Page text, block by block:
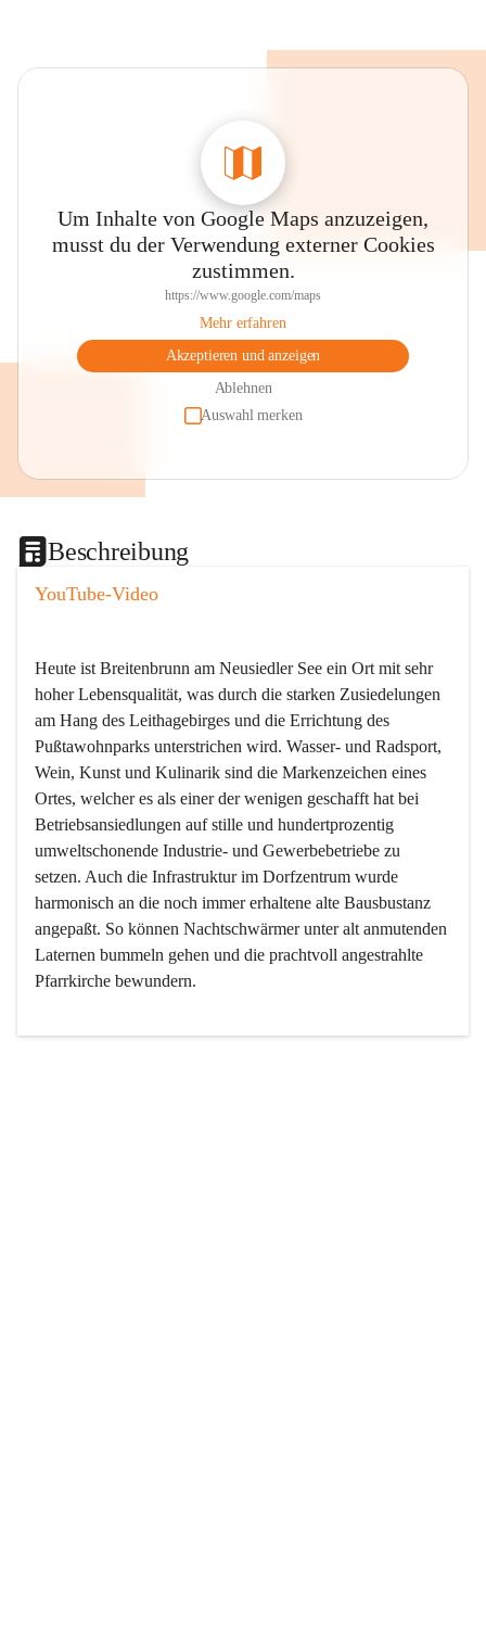
Um Inhalte von Google Maps anzuzeigen,
musst du der Verwendung externer Cookies
zustimmen.
https://www.google.com/maps
Mehr erfahren
Akzeptieren und anzeigen
Ablehnen
Auswahl merken
Beschreibung
YouTube-Video
Heute ist Breitenbrunn am Neusiedler See ein Ort mit sehr
hoher Lebensqualität, was durch die starken Zusiedelungen
am Hang des Leithagebirges und die Errichtung des
Pußtawohnparks unterstrichen wird. Wasser- und Radsport,
Wein, Kunst und Kulinarik sind die Markenzeichen eines
Ortes, welcher es als einer der wenigen geschafft hat bei
Betriebsansiedlungen auf stille und hundertprozentig
umweltschonende Industrie- und Gewerbebetriebe zu
setzen. Auch die Infrastruktur im Dorfzentrum wurde
harmonisch an die noch immer erhaltene alte Bausbustanz
angepaßt. So können Nachtschwärmer unter alt anmutenden
Laternen bummeln gehen und die prachtvoll angestrahlte
Pfarrkirche bewundern.
Der Weinbau dominert heute nicht mehr, ist aber integrativer